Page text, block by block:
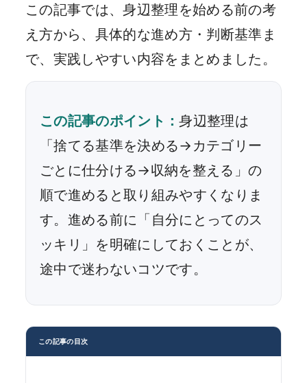
この記事では、身辺整理を始める前の考
え方から、具体的な進め方・判断基準ま
で、実践しやすい内容をまとめました。
この記事のポイント：身辺整理は
「捨てる基準を決める→カテゴリー
ごとに仕分ける→収納を整える」の
順で進めると取り組みやすくなりま
す。進める前に「自分にとってのス
ッキリ」を明確にしておくことが、
途中で迷わないコツです。
この記事の目次